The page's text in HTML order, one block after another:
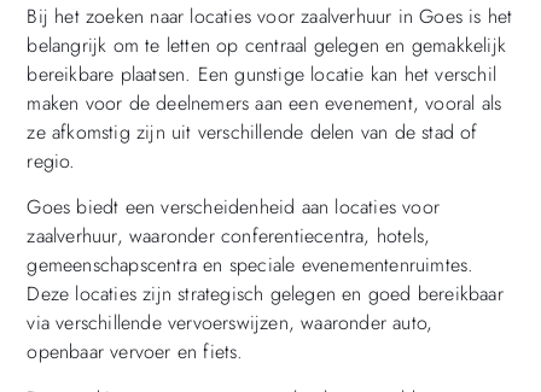
Bij het zoeken naar locaties voor zaalverhuur in Goes is het
belangrijk om te letten op centraal gelegen en gemakkelijk
bereikbare plaatsen. Een gunstige locatie kan het verschil
maken voor de deelnemers aan een evenement, vooral als
ze afkomstig zijn uit verschillende delen van de stad of
regio.
Goes biedt een verscheidenheid aan locaties voor
zaalverhuur, waaronder conferentiecentra, hotels,
gemeenschapscentra en speciale evenementenruimtes.
Deze locaties zijn strategisch gelegen en goed bereikbaar
via verschillende vervoerswijzen, waaronder auto,
openbaar vervoer en fiets.